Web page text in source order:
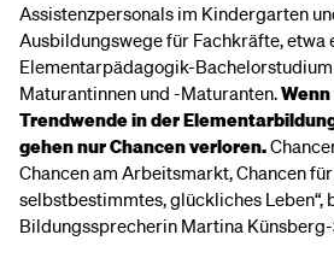
Assistenzpersonals im Kindergarten
Ausbildungswege für Fachkräfte, etwa
Elementarpädagogik-
Maturantinnen und -Maturanten.
Trendwende in der
gehen nur Chancen verloren.
Chancen am Arbeitsmarkt, Chancen
selbstbestimmtes, glückliches Leben“,
Bildungssprecherin Martina